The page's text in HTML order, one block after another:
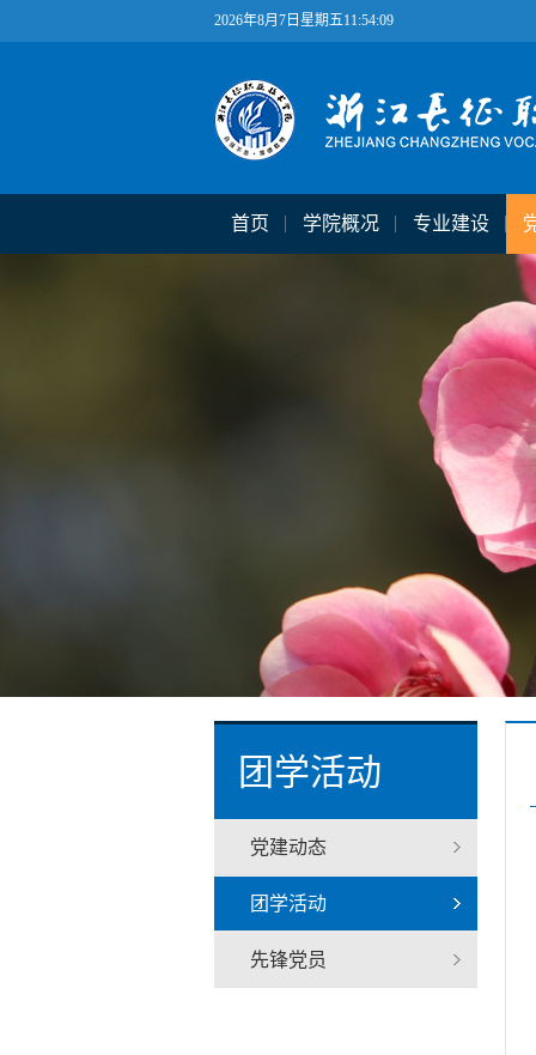
2026年8月7日星期五11:54:10
首页 学院概况 专业建设
团学活动
党建动态
团学活动
先锋党员